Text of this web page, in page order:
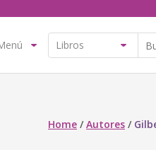
Home /Autores /